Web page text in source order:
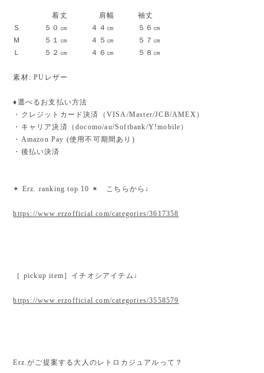
着丈 肩幅 袖丈
Ｓ ５０㎝ ４４㎝ ５６㎝
Ｍ ５１㎝ ４５㎝ ５７㎝
Ｌ ５２㎝ ４６㎝ ５８㎝
素材: PUレザー
♦︎選べるお支払い方法
・クレジットカード決済（VISA/Master/JCB/AMEX）
・キャリア決済（docomo/au/Softbank/Y!mobile）
・Amazon Pay (使用不可期間あり)
・後払い決済
✴︎ Erz. ranking top 10 ✴︎ こちらから↓
https://www.erzofficial.com/categories/3617358
［ pickup item］イチオシアイテム↓
https://www.erzofficial.com/categories/3558579
Erz.がご提案する大人のレトロカジュアルって？